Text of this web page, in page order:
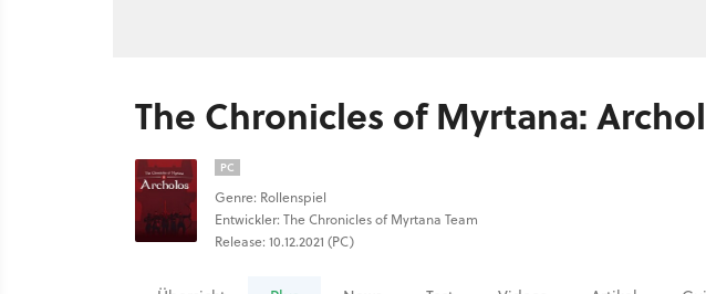
The Chronicles of Myrtana:
PC
Genre: Rollenspiel
Entwickler: The Chronicles of Myrtana Team
Release: 10.12.2021 (PC)